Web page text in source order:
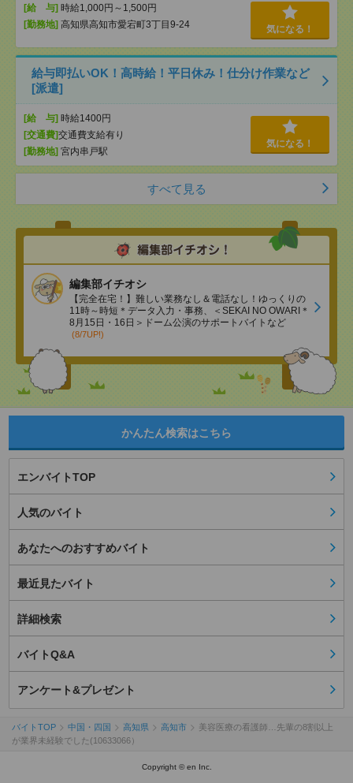
[給 与] 時給1,000円～1,500円
[勤務地] 高知県高知市愛宕町3丁目9-24 気になる！
給与即払いOK！高時給！平日休み！仕分け作業など
[派遣]
[給 与] 時給1400円
[交通費]交通費支給有り
[勤務地] 宮内串戸駅
気になる！
すべて見る
編集部イチオシ
【完全在宅！】難しい業務なし＆電話なし！ゆっくりの
11時～時短＊データ入力・事務、＜SEKAI NO OWARI＊
8月15日・16日＞ドーム公演のサポートバイトなど
(8/7UP!)
かんたん検索はこちら
エンバイトTOP
人気のバイト
あなたへのおすすめバイト
最近見たバイト
詳細検索
バイトQ&A
アンケート&プレゼント
バイトTOP 中国・四国 高知県 高知市
美容医療の看護師…先輩の8割以上
が業界未経験でした(10633066）
Copyright © en Inc.